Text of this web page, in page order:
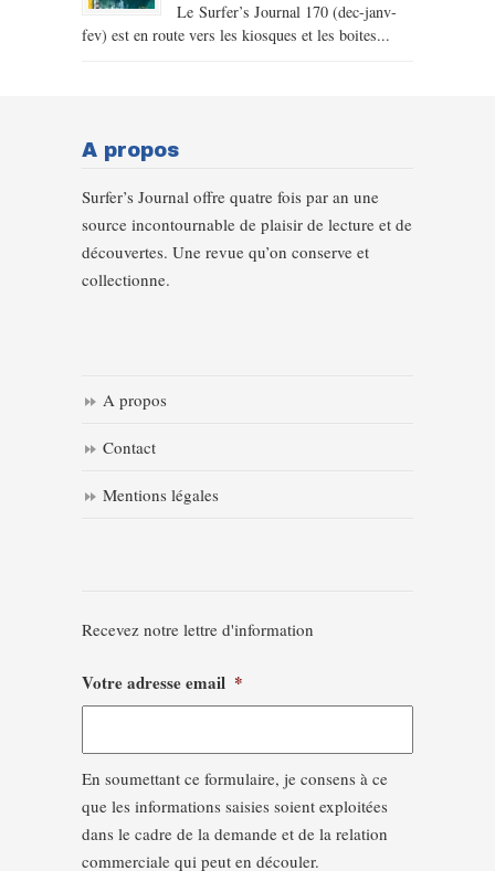
Le Surfer’s Journal 170 (dec-janv-
fev) est en route vers les kiosques et les boites...
A propos
Surfer’s Journal offre quatre fois par an une
source incontournable de plaisir de lecture et de
découvertes. Une revue qu’on conserve et
collectionne.
A propos
Contact
Mentions légales
Recevez notre lettre d'information
Votre adresse email *
En soumettant ce formulaire, je consens à ce
que les informations saisies soient exploitées
dans le cadre de la demande et de la relation
commerciale qui peut en découler.